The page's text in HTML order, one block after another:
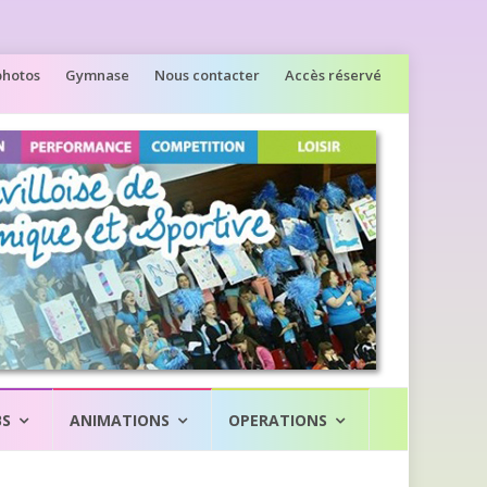
Gymnase Nous contacter Accès réservé
ANIMATIONS OPERATIONS